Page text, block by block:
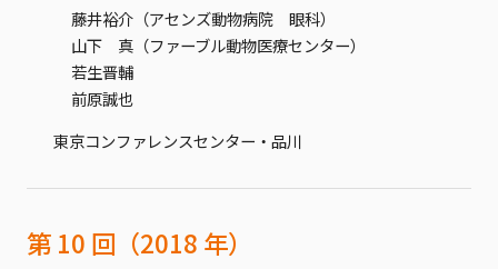
藤井裕介（アセンズ動物病院 眼科）
山下 真（ファーブル動物医療センター）
若生晋輔
前原誠也
東京コンファレンスセンター・品川
第 10 回（2018 年）